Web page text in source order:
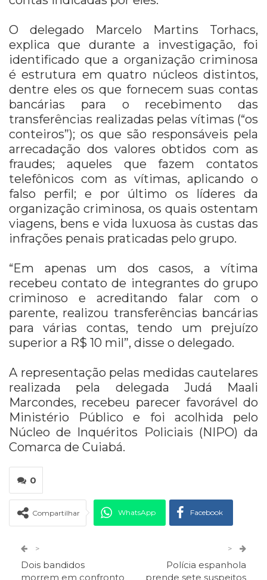
O delegado Marcelo Martins Torhacs,
explica que durante a investigação, foi
identificado que a organização criminosa
é estrutura em quatro núcleos distintos,
dentre eles os que fornecem suas contas
bancárias para o recebimento das
transferências realizadas pelas vítimas (“os
conteiros”); os que são responsáveis pela
arrecadação dos valores obtidos com as
fraudes; aqueles que fazem contatos
telefônicos com as vítimas, aplicando o
falso perfil; e por último os líderes da
organização criminosa, os quais ostentam
viagens, bens e vida luxuosa às custas das
infrações penais praticadas pelo grupo.
“Em apenas um dos casos, a vítima
recebeu contato de integrantes do grupo
criminoso e acreditando falar com o
parente, realizou transferências bancárias
para várias contas, tendo um prejuízo
superior a R$ 10 mil”, disse o delegado.
A representação pelas medidas cautelares
realizada pela delegada Judá Maali
Marcondes, recebeu parecer favorável do
Ministério Público e foi acolhida pelo
Núcleo de Inquéritos Policiais (NIPO) da
Comarca de Cuiabá.
0
Compartilhar WhatsApp Facebook
>
Dois bandidos
morrem em confronto
>
Polícia espanhola
prende sete suspeitos